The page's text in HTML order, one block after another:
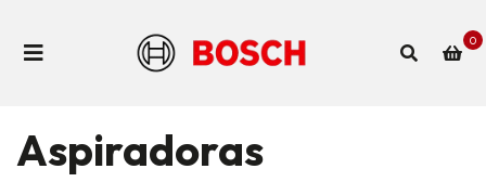
0
Aspiradoras